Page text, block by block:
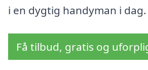
i en dygtig handyman i dag.
Få tilbud, gratis og